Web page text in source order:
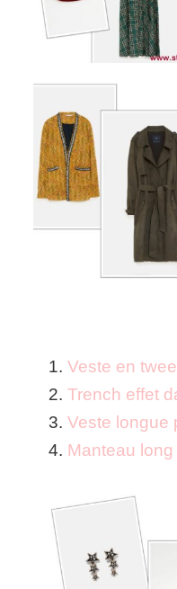
Veste en
Trench effet
Veste longue
Manteau